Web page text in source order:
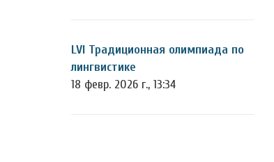
LVI Традиционная олимпиада по
лингвистике
18 февр. 2026 г., 13:34